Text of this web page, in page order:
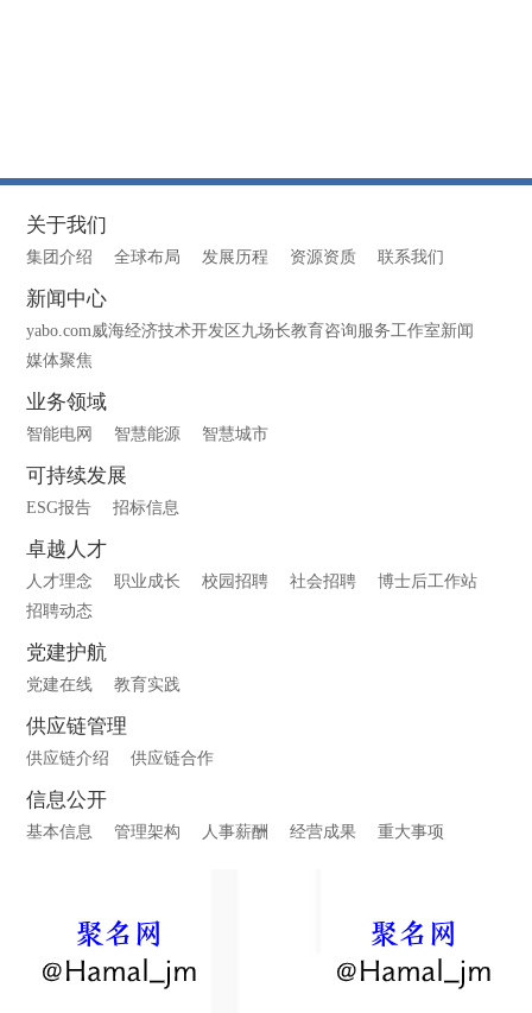
关于我们
集团介绍 全球布局 发展历程 资源资质 联系我们
新闻中心
yabo.com威海经济技术开发区九场长教育咨询服务工作室新闻
媒体聚焦
业务领域
智能电网 智慧能源 智慧城市
可持续发展
ESG报告 招标信息
卓越人才
人才理念 职业成长 校园招聘 社会招聘
博士后工作站
招聘动态
党建护航
党建在线 教育实践
供应链管理
供应链介绍 供应链合作
信息公开
基本信息 管理架构 人事薪酬 经营成果 重大事项